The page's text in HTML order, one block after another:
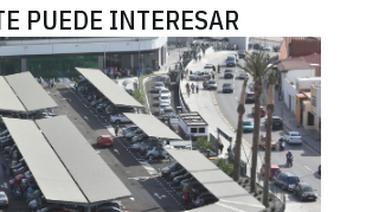
PUEDE INTERESAR